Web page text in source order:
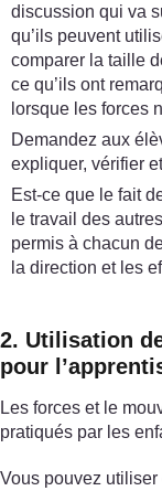
discussion qui va
qu’ils peuvent
comparer la taille
ce qu’ils ont
lorsque les forces
Demandez aux
expliquer, vérifier
Est-ce que le fait
le travail des
permis à chacun
la direction et les
2. Utilisation
pour
Les forces et le
pratiqués par les
Vous pouvez